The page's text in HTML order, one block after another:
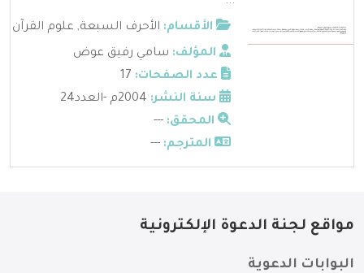
الأقسام: الأحرف السبعة, علوم القرآن
المؤلف: سامي رفيق عوض
عدد الصفحات:
سنة النشر:
المحقق: ---
المترجم: ---
مواقع لجنة الدعوة الإلكترونية
البوابات الدعوية